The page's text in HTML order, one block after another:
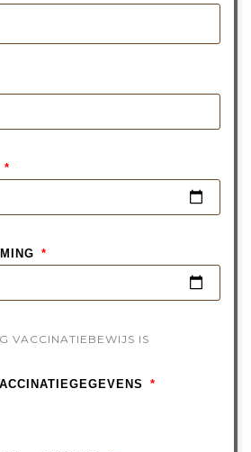
VACCINATIEBEWIJS IS